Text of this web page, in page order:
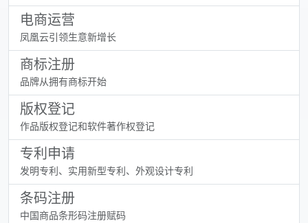
电商运营
凤凰云引领生意新增长
商标注册
品牌从拥有商标开始
版权登记
作品版权登记和软件著作权登记
专利申请
发明专利、实用新型专利、外观设计专利
条码注册
中国商品条形码注册赋码